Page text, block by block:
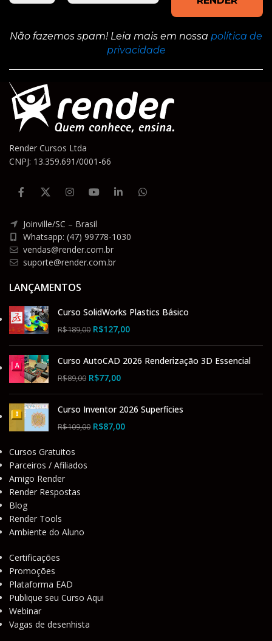
Não fazemos spam! Leia mais em nossa política de
privacidade
Render Cursos Ltda
CNPJ: 13.359.691/0001-66
Joinville/SC – Brasil
Whatsapp: (47) 99778-1030
vendas@render.com.br
suporte@render.com.br
LANÇAMENTOS
Curso SolidWorks Plastics Básico
R$189,00 R$127,00
Curso AutoCAD 2026 Renderização 3D Essencial
R$89,00 R$77,00
Curso Inventor 2026 Superfícies
R$109,00 R$87,00
Cursos Gratuitos
Parceiros / Afiliados
Amigo Render
Render Respostas
Blog
Render Tools
Ambiente do Aluno
Certificações
Promoções
Plataforma EAD
Publique seu Curso Aqui
Webinar
Vagas de desenhista